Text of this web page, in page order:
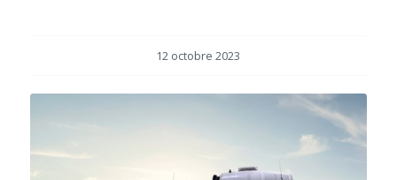
12 octobre 2023